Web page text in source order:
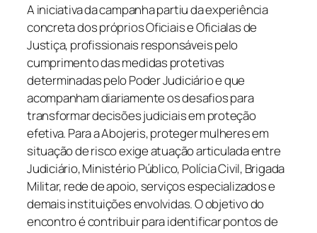
A iniciativa da campanha partiu da experiência
concreta dos próprios Oficiais e Oficialas de
Justiça, profissionais responsáveis pelo
cumprimento das medidas protetivas
determinadas pelo Poder Judiciário e que
acompanham diariamente os desafios para
transformar decisões judiciais em proteção
efetiva. Para a Abojeris, proteger mulheres em
situação de risco exige atuação articulada entre
Judiciário, Ministério Público, Polícia Civil, Brigada
Militar, rede de apoio, serviços especializados e
demais instituições envolvidas. O objetivo do
encontro é contribuir para identificar pontos de